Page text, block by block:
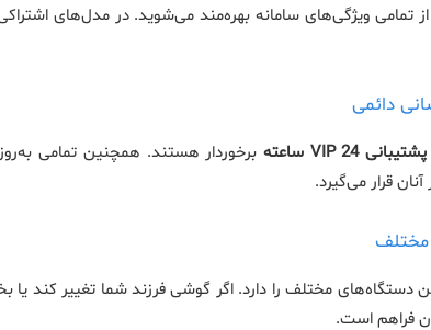
تمامی ویژگی‌های سامانه بهره‌مند می‌شوید. در مدل‌های
پشتیبانی VIP 24 ساعته
برخوردار هستند. همچنین تمامی
قرار می‌گیرد.
دستگاه‌های مختلف را دارد. اگر گوشی فرزند شما تغییر کند یا
فراهم است.